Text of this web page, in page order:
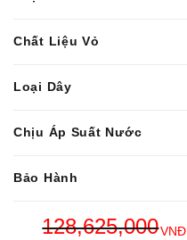
Chất Liệu Vỏ
Loại Dây
Chịu Áp Suất Nước
Bảo Hành
128,625,000VNĐ